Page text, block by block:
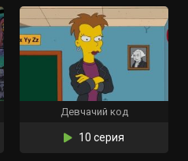
Девчачий код
10 серия